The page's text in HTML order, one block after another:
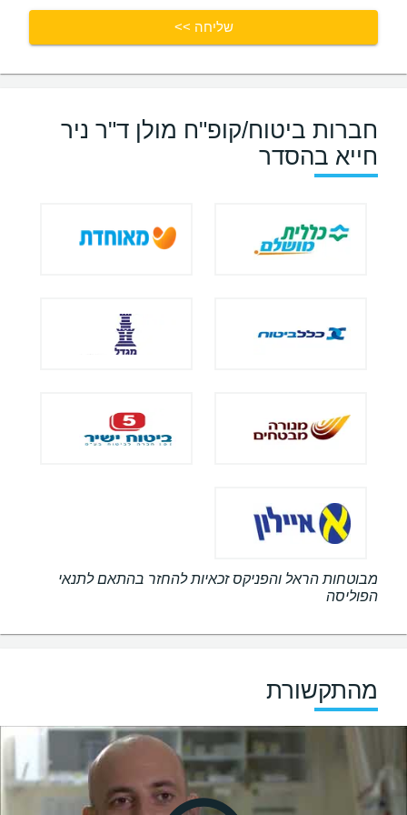
שליחה >>
חברות ביטוח/קופ"ח מולן ד"ר ניר
חייא בהסדר
מבוטחות הראל והפניקס זכאיות להחזר בהתאם לתנאי
הפוליסה
מהתקשורת